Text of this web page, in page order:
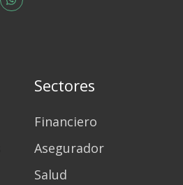
Sectores
Financiero
Asegurador
Salud